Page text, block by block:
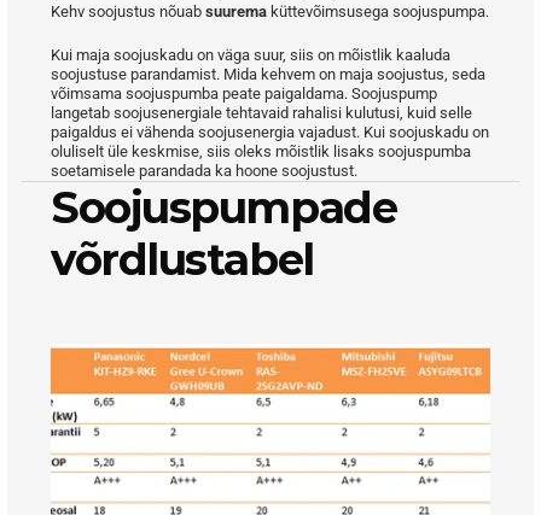
Kehv soojustus nõuab suurema küttevõimsusega soojuspumpa.
Kui maja soojuskadu on väga suur, siis on mõistlik kaaluda
soojustuse parandamist. Mida kehvem on maja soojustus, seda
võimsama soojuspumba peate paigaldama. Soojuspump
langetab soojusenergiale tehtavaid rahalisi kulutusi, kuid selle
paigaldus ei vähenda soojusenergia vajadust. Kui soojuskadu on
oluliselt üle keskmise, siis oleks mõistlik lisaks soojuspumba
soetamisele parandada ka hoone soojustust.
Soojuspumpade
võrdlustabel